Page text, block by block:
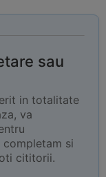
sau
in totalitate
va
si
cititorii.